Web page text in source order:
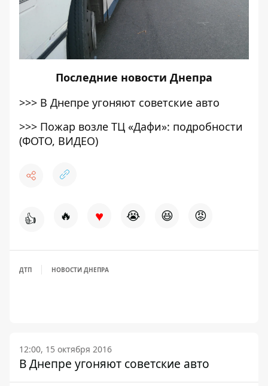
Последние новости Днепра
>>> В Днепре угоняют советские авто
>>> Пожар возле ТЦ «Дафи»: подробности
(ФОТО, ВИДЕО)
👍 🔥 ♥ 😭 😆 😡
ДТП НОВОСТИ ДНЕПРА
12:00, 15 октября 2016
В Днепре угоняют советские авто